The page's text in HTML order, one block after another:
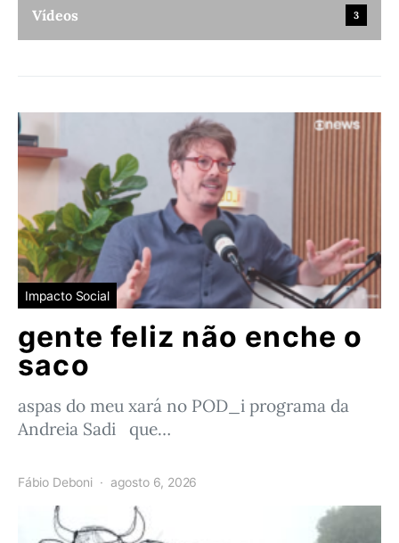
Vídeos 3
Impacto Social
gente feliz não enche o
saco
aspas do meu xará no POD_i programa da
Andreia Sadi que…
Fábio Deboni agosto 6, 2026